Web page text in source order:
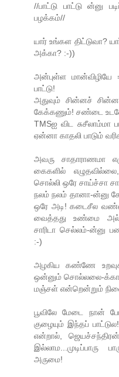
//பாட்டு பாட்டு ன்னு
பழக்கம்//
யார் உங்கள திட்டுவா?
அக்கா? :-))
அன்புள்ள
பாட்டு!
அதுவும் சின்னச்
கேக்கணும்! சண்டை உடனே
TMSஐ விட சுசீலாம்மா
ஏன்னா காதலி பாடும்
அவரு சாதாராணமா
கைகளில்
சொல்லி ஒரே சாய்ச்சா
நலம் நலம் தானா-ன்னு
ஒரே அடி! கடைசீல
வைத்தது உண்மை
சாரிடா செல்லம்-ன்னு
:-)
அழகிய கண்ணே
ஒன்னும் சொல்லலை-க்கா
மஞ்சள் என்றென்றும்
பூவிலே மேடை நான்
குழையும் இந்தப்
என்றால்,
அருமை!